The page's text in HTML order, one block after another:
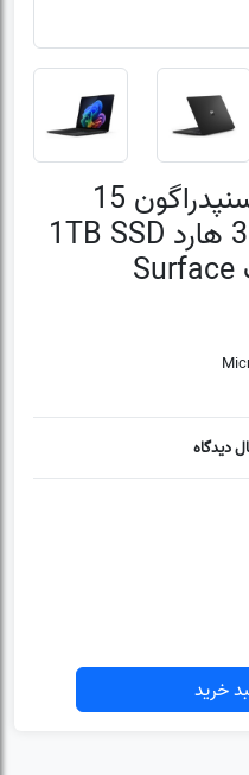
سرفیس لپ تاپ 7 اسنپدراگون 15
اینچ X Elite رم 32GB هارد 1TB SSD
مایکروسافت کوپایلت Surface
دیدگاه